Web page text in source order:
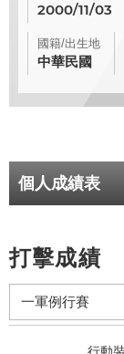
2000/11/03
國籍/出生地
中華民國
個人成績表
打擊成績